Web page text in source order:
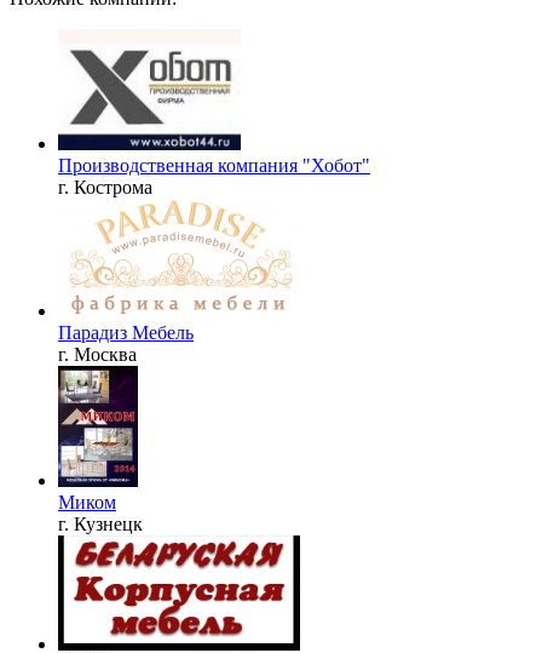
Производственная компания "Хобот"
г. Кострома
Парадиз Мебель
г. Москва
Миком
г. Кузнецк